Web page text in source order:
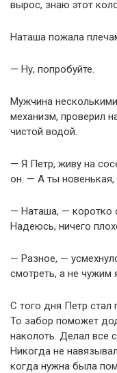
вырос, знаю этот
Наташа пожала
— Ну, попробуйте.
Мужчина
механизм, проверил
чистой водой.
— Я Петр, живу на
он. — А ты новенькая,
— Наташа, — коротко
Надеюсь, ничего
— Разное, —
смотреть, а не чужим
С того дня Петр стал
То забор поможет
наколоть. Делал все
Никогда не
когда нужна была